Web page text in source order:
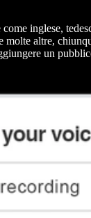
inglese,
molte altre,
un